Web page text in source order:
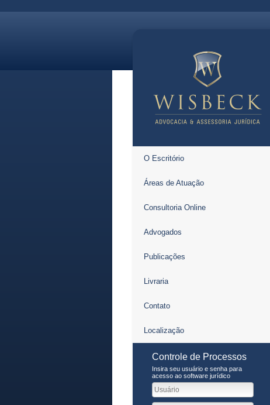
O Escritório
Áreas de Atuação
Consultoria Online
Advogados
Publicações
Livraria
Contato
Localização
Controle de Processos
Insira seu usuário e senha para
acesso ao software jurídico